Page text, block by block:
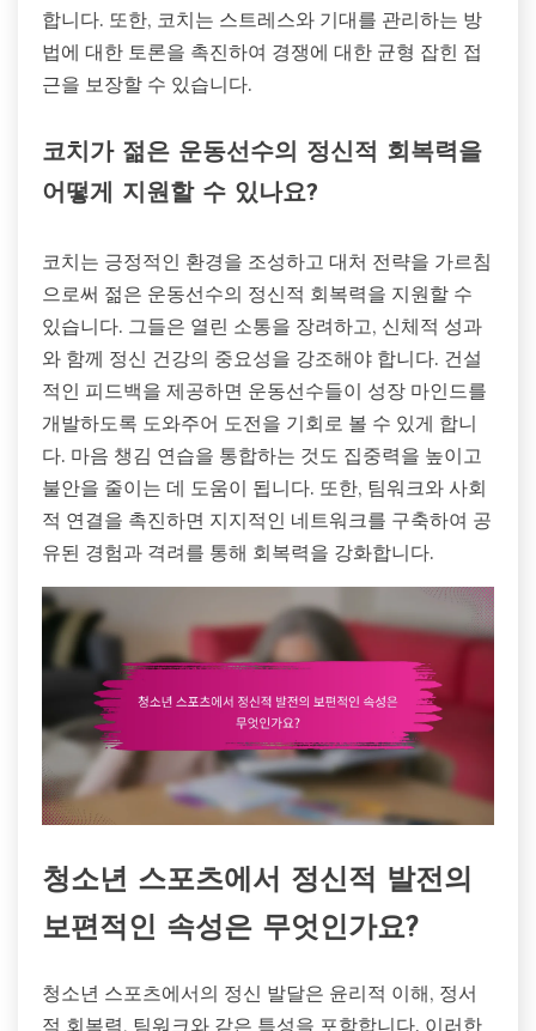
합니다. 또한, 코치는 스트레스와 기대를 관리하는 방
법에 대한 토론을 촉진하여 경쟁에 대한 균형 잡힌 접
근을 보장할 수 있습니다.
코치가 젊은 운동선수의 정신적 회복력을
어떻게 지원할 수 있나요?
코치는 긍정적인 환경을 조성하고 대처 전략을 가르침
으로써 젊은 운동선수의 정신적 회복력을 지원할 수
있습니다. 그들은 열린 소통을 장려하고, 신체적 성과
와 함께 정신 건강의 중요성을 강조해야 합니다. 건설
적인 피드백을 제공하면 운동선수들이 성장 마인드를
개발하도록 도와주어 도전을 기회로 볼 수 있게 합니
다. 마음 챙김 연습을 통합하는 것도 집중력을 높이고
불안을 줄이는 데 도움이 됩니다. 또한, 팀워크와 사회
적 연결을 촉진하면 지지적인 네트워크를 구축하여 공
유된 경험과 격려를 통해 회복력을 강화합니다.
청소년 스포츠에서 정신적 발전의
보편적인 속성은 무엇인가요?
청소년 스포츠에서의 정신 발달은 윤리적 이해, 정서
적 회복력, 팀워크와 같은 특성을 포함합니다. 이러한